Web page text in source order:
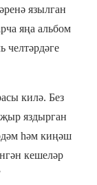
язылган
яңа альбом
челтәрдәге
килә. Без
яздырган
һәм киңәш
кешеләр